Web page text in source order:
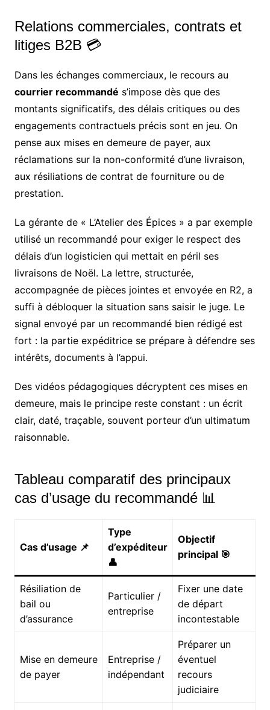
Relations commerciales, contrats et
litiges B2B 💳
Dans les échanges commerciaux, le recours au
courrier recommandé s’impose dès que des
montants significatifs, des délais critiques ou des
engagements contractuels précis sont en jeu. On
pense aux mises en demeure de payer, aux
réclamations sur la non-conformité d’une livraison,
aux résiliations de contrat de fourniture ou de
prestation.
La gérante de « L’Atelier des Épices » a par exemple
utilisé un recommandé pour exiger le respect des
délais d’un logisticien qui mettait en péril ses
livraisons de Noël. La lettre, structurée,
accompagnée de pièces jointes et envoyée en R2, a
suffi à débloquer la situation sans saisir le juge. Le
signal envoyé par un recommandé bien rédigé est
fort : la partie expéditrice se prépare à défendre ses
intérêts, documents à l’appui.
Des vidéos pédagogiques décryptent ces mises en
demeure, mais le principe reste constant : un écrit
clair, daté, traçable, souvent porteur d’un ultimatum
raisonnable.
Tableau comparatif des principaux
cas d’usage du recommandé 📊
Cas d’usage 📌
Type
d’expéditeur
👤
Objectif
principal 🎯
Résiliation de
bail ou
d’assurance
Particulier /
entreprise
Fixer une date
de départ
incontestable
Mise en demeure
de payer
Entreprise /
indépendant
Préparer un
éventuel
recours
judiciaire